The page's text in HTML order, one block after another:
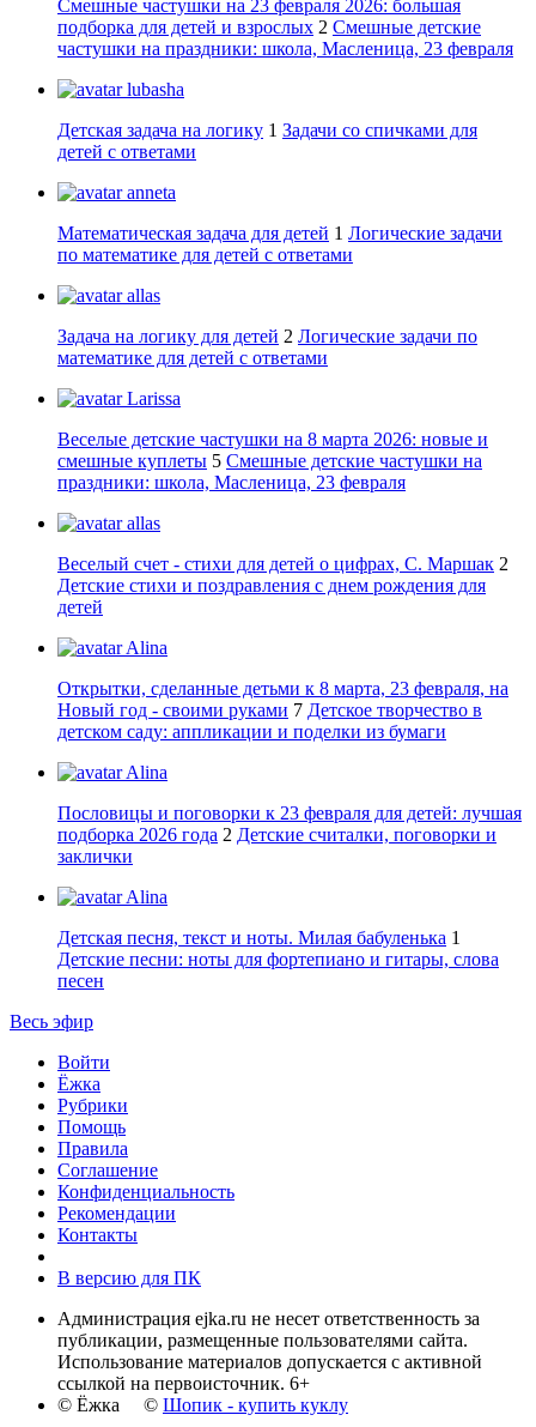
Смешные частушки на 23 февраля 2026: большая
подборка для детей и взрослых 2 Смешные детские
частушки на праздники: школа, Масленица, 23 февраля
lubasha
Детская задача на логику 1 Задачи со спичками для
детей с ответами
anneta
Математическая задача для детей 1 Логические задачи
по математике для детей с ответами
allas
Задача на логику для детей 2 Логические задачи по
математике для детей с ответами
Larissa
Веселые детские частушки на 8 марта 2026: новые и
смешные куплеты 5 Смешные детские частушки на
праздники: школа, Масленица, 23 февраля
allas
Веселый счет - стихи для детей о цифрах, С. Маршак 2
Детские стихи и поздравления с днем рождения для
детей
Alina
Открытки, сделанные детьми к 8 марта, 23 февраля, на
Новый год - своими руками 7 Детское творчество в
детском саду: аппликации и поделки из бумаги
Alina
Пословицы и поговорки к 23 февраля для детей: лучшая
подборка 2026 года 2 Детские считалки, поговорки и
заклички
Alina
Детская песня, текст и ноты. Милая бабуленька 1
Детские песни: ноты для фортепиано и гитары, слова
песен
Весь эфир
Войти
Ёжка
Рубрики
Помощь
Правила
Соглашение
Конфиденциальность
Рекомендации
Контакты
В версию для ПК
Администрация ejka.ru не несет ответственность за
публикации, размещенные пользователями сайта.
Использование материалов допускается с активной
ссылкой на первоисточник. 6+
© Ёжка © Шопик - купить куклу